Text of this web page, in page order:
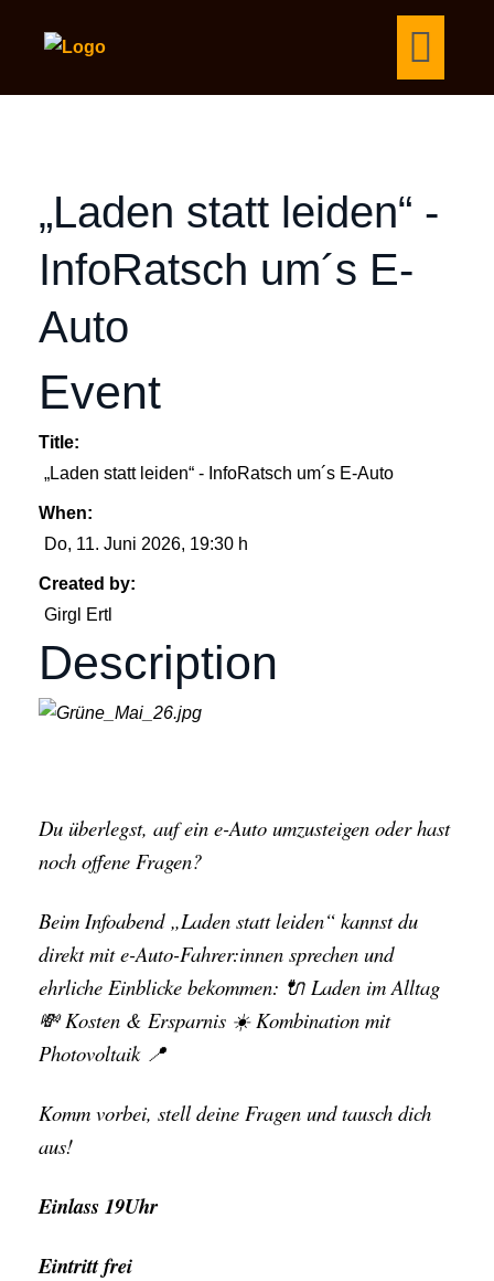
„Laden statt leiden“ -
InfoRatsch um´s E-
Auto
Event
Title:
„Laden statt leiden“ - InfoRatsch um´s E-Auto
When:
Do, 11. Juni 2026, 19:30 h
Created by:
Girgl Ertl
Description
Du überlegst, auf ein e-Auto umzusteigen oder hast
noch offene Fragen?
Beim Infoabend „Laden statt leiden“ kannst du
direkt mit e-Auto-Fahrer:innen sprechen und
ehrliche Einblicke bekommen: 🔌 Laden im Alltag
💸 Kosten & Ersparnis ☀️ Kombination mit
Photovoltaik 📍
Komm vorbei, stell deine Fragen und tausch dich
aus!
Einlass 19Uhr
Eintritt frei